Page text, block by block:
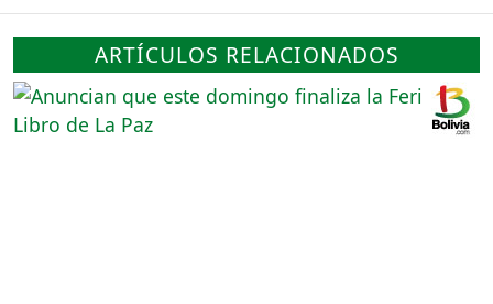
ARTÍCULOS RELACIONADOS